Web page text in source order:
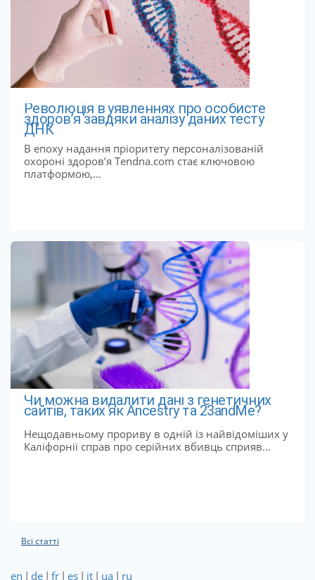
Революція в уявленнях про особисте
здоров’я завдяки аналізу даних тесту
ДНК
В епоху надання пріоритету персоналізованій
охороні здоров’я Tendna.com стає ключовою
платформою,...
Чи можна видалити дані з генетичних
сайтів, таких як Ancestry та 23andMe?
Нещодавньому прориву в одній із найвідоміших у
Каліфорнії справ про серійних вбивць сприяв...
Всі статті
en | de | fr | es | it | ua | ru